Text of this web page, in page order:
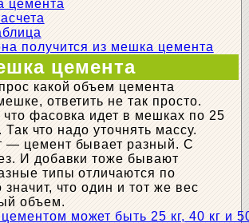
цемента
получится из мешка цемента
цемента
какой объем цемента
ответить не так просто.
что фасовка идет в мешках по 25
Так что надо уточнять массу.
— цемент бывает разный. С
И добавки тоже бывают
типы отличаются по
значит, что один и тот же вес
объем.